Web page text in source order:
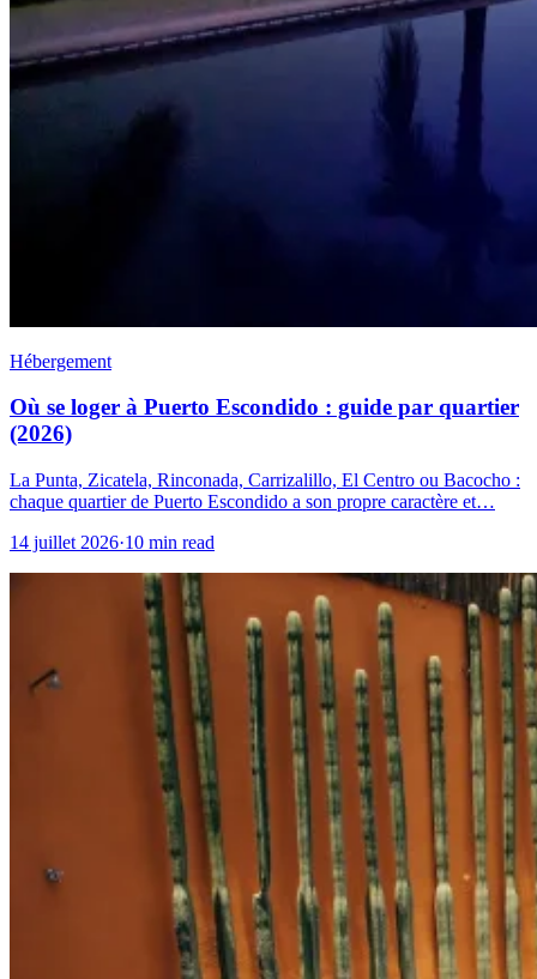
Hébergement
Où se loger à Puerto Escondido : guide par quartier
(2026)
La Punta, Zicatela, Rinconada, Carrizalillo, El Centro ou Bacocho :
chaque quartier de Puerto Escondido a son propre caractère et…
14 juillet 2026·10 min read